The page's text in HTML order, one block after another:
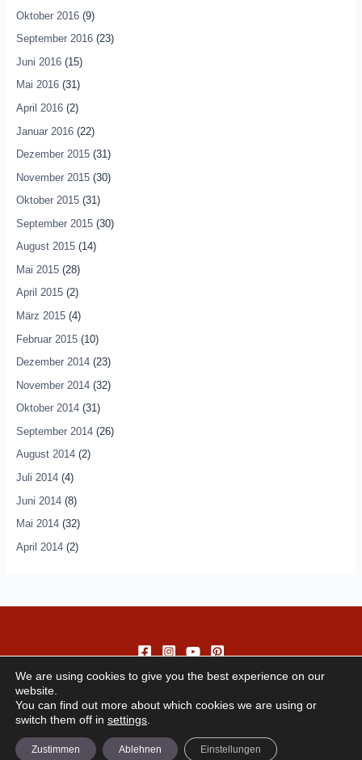
Oktober 2016(9)
September 2016(23)
Juni 2016(15)
Mai 2016(31)
April 2016(2)
Januar 2016(22)
Dezember 2015(31)
November 2015(30)
Oktober 2015(31)
September 2015(30)
August 2015(14)
Mai 2015(28)
April 2015(2)
März 2015(4)
Februar 2015(10)
Dezember 2014(23)
November 2014(32)
Oktober 2014(31)
September 2014(26)
August 2014(2)
Juli 2014(4)
Juni 2014(8)
Mai 2014(32)
April 2014(2)
Copyright © 2026 andando
We are using cookies to give you the best experience on our
website.
You can find out more about which cookies we are using or
switch them off in settings
Zustimmen Ablehnen Einstellungen